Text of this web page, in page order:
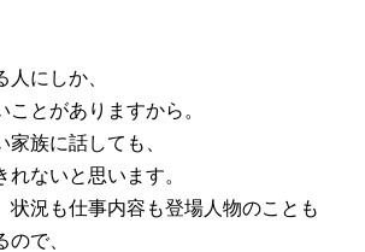
にしか、
とがありますから。
族に話しても、
ないと思います。
状況も仕事内容も登場人物のことも
で、